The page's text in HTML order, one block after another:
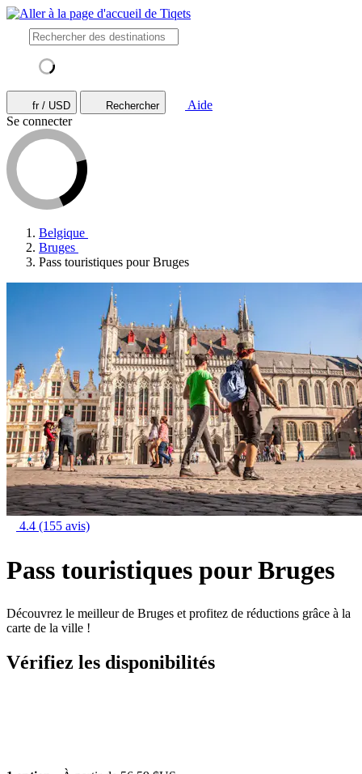
fr / USD Rechercher
Aide
Se connecter
Belgique
Bruges
Pass touristiques pour Bruges
4.4 (155 avis)
Pass touristiques pour Bruges
Découvrez le meilleur de Bruges et profitez de réductions grâce à la
carte de la ville !
Vérifiez les disponibilités